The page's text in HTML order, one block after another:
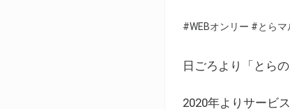
#WEBオンリー #とらマ
日ごろより「とら
2020年よりサービ